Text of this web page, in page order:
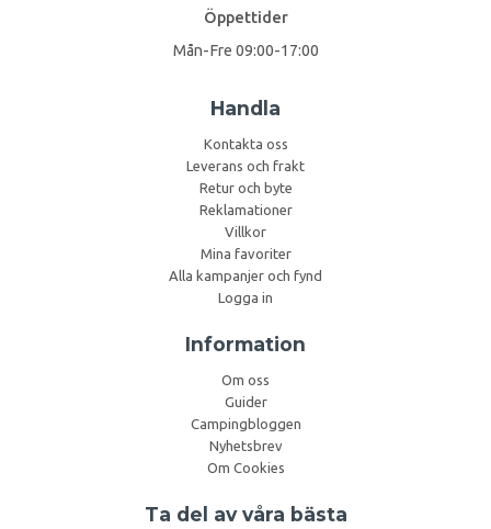
Öppettider
Mån-Fre 09:00-17:00
Handla
Kontakta oss
Leverans och frakt
Retur och byte
Reklamationer
Villkor
Mina favoriter
Alla kampanjer och fynd
Logga in
Information
Om oss
Guider
Campingbloggen
Nyhetsbrev
Om Cookies
Ta del av våra bästa